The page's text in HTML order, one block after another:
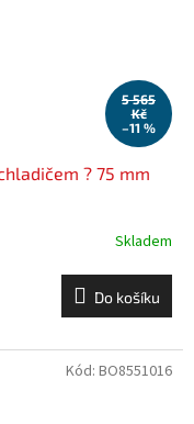
5 565
Kč
–11 %
? 75 mm
Skladem
Do košíku
Kód: BO8551016